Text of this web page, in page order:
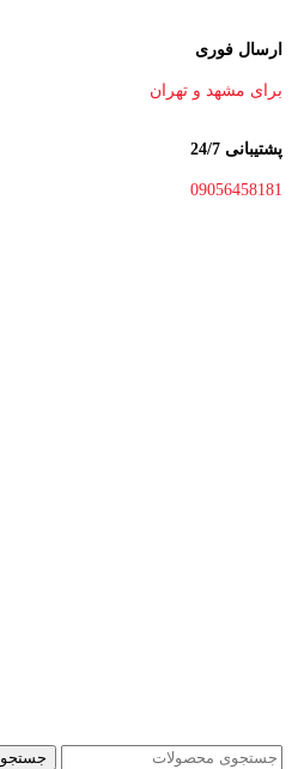
ارسال فوری
برای مشهد و تهران
پشتیبانی 24/7
09056458181
جستجو